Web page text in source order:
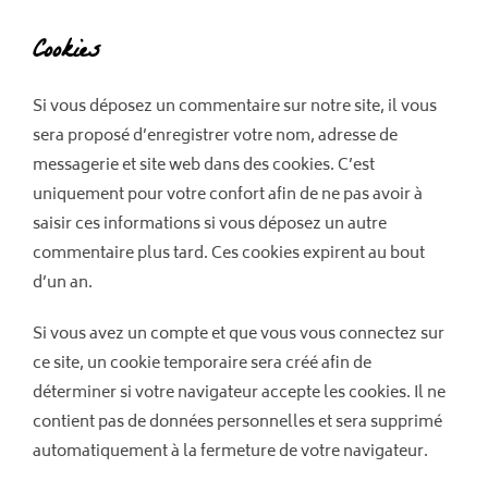
Cookies
Si vous déposez un commentaire sur notre site, il vous
sera proposé d’enregistrer votre nom, adresse de
messagerie et site web dans des cookies. C’est
uniquement pour votre confort afin de ne pas avoir à
saisir ces informations si vous déposez un autre
commentaire plus tard. Ces cookies expirent au bout
d’un an.
Si vous avez un compte et que vous vous connectez sur
ce site, un cookie temporaire sera créé afin de
déterminer si votre navigateur accepte les cookies. Il ne
contient pas de données personnelles et sera supprimé
automatiquement à la fermeture de votre navigateur.